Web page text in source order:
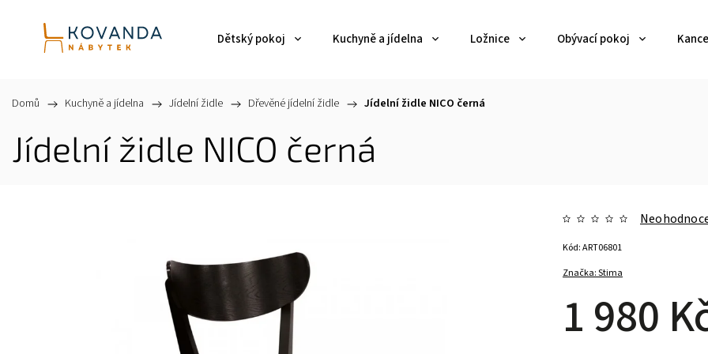
Dětský pokoj Kuchyně a jídelna Ložnice Obývací pokoj
Domů / Kuchyně a jídelna / Jídelní židle / Dřevěné jídelní židle / Jídelní židle NICO černá
Jídelní židle NICO černá
Značka:Stima
1 980
Kód:ART06801